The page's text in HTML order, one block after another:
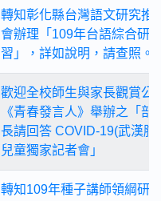
轉知彰化縣台灣語文研究推
會辦理「109年台語綜合研
習」，詳如說明，請查照。
歡迎全校師生與家長觀賞公
《青春發言人》舉辦之「部
長請回答 COVID-19(武漢肺
兒童獨家記者會」
轉知109年種子講師領綱研